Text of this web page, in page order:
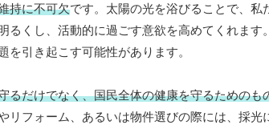
持に不可欠です。太陽の光を浴びることで、
くし、活動的に過ごす意欲を高めてくれます
引き起こす可能性があります。
るだけでなく、国民全体の健康を守るためのも
フォーム、あるいは物件選びの際には、採